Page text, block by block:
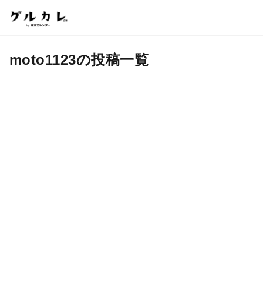
moto1123の投稿一覧